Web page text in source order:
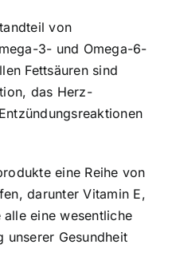
von
3- und Omega-6-
Fettsäuren sind
das Herz-
eine Reihe von
darunter Vitamin E,
eine wesentliche
unserer Gesundheit